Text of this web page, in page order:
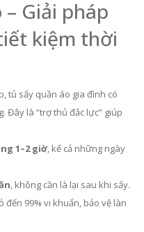
Giải pháp
kiệm thời
tủ sấy quần áo gia đình có
Đây là “trợ thủ đắc lực” giúp
1–2 giờ, kể cả những ngày
, không cần là lại sau khi sấy.
đến 99% vi khuẩn, bảo vệ làn